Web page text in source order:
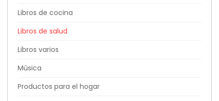
Libros de cocina
Libros de salud
Libros varios
Música
Productos para el hogar